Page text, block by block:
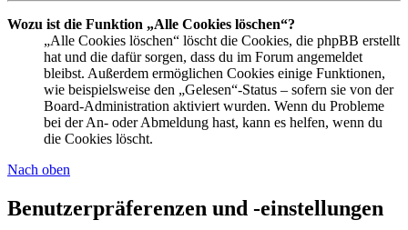
Wozu ist die Funktion „Alle Cookies löschen“?
„Alle Cookies löschen“ löscht die Cookies, die phpBB erstellt
hat und die dafür sorgen, dass du im Forum angemeldet
bleibst. Außerdem ermöglichen Cookies einige Funktionen,
wie beispielsweise den „Gelesen“-Status – sofern sie von der
Board-Administration aktiviert wurden. Wenn du Probleme
bei der An- oder Abmeldung hast, kann es helfen, wenn du
die Cookies löscht.
Nach oben
Benutzerpräferenzen und -einstellungen